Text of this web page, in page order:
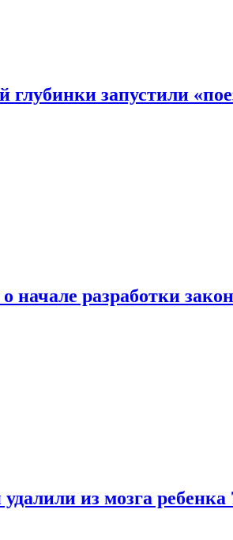
запустили
начале разработки
из мозга ребенка